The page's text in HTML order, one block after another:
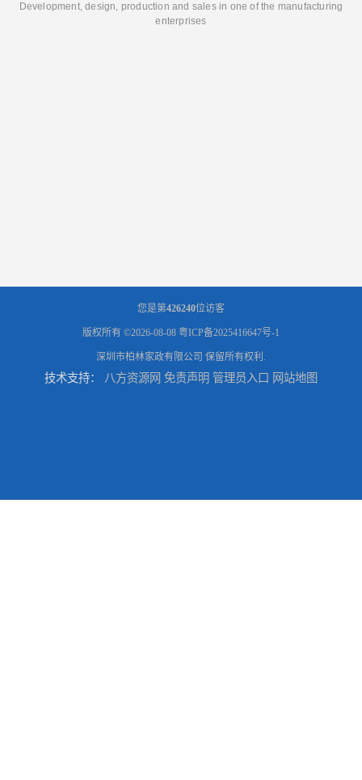
Development, design, production and sales in one of the manufacturing
enterprises
您是第426240位访客
版权所有 ©2026-08-08 粤ICP备2025416647号-1
深圳市柏林家政有限公司 保留所有权利.
技术支持： 八方资源网 免责声明 管理员入口 网站地图